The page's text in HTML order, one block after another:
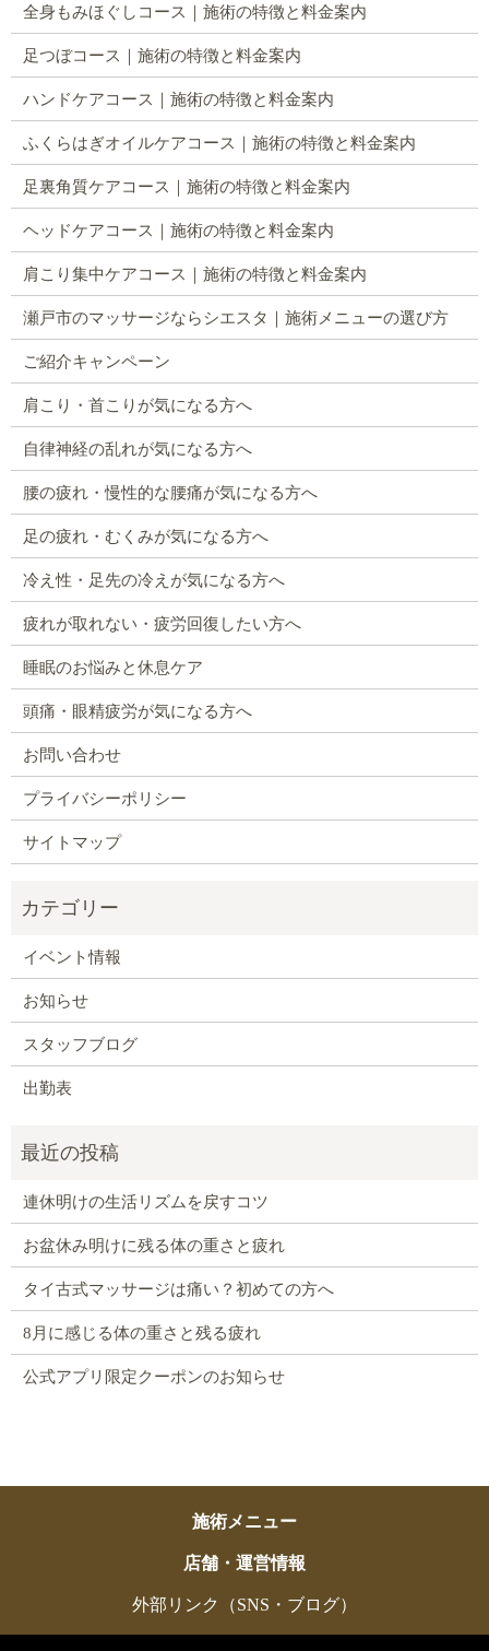
全身もみほぐしコース｜施術の特徴と料金案内
足つぼコース｜施術の特徴と料金案内
ハンドケアコース｜施術の特徴と料金案内
ふくらはぎオイルケアコース｜施術の特徴と料金案内
足裏角質ケアコース｜施術の特徴と料金案内
ヘッドケアコース｜施術の特徴と料金案内
肩こり集中ケアコース｜施術の特徴と料金案内
瀬戸市のマッサージならシエスタ｜施術メニューの選び方
ご紹介キャンペーン
肩こり・首こりが気になる方へ
自律神経の乱れが気になる方へ
腰の疲れ・慢性的な腰痛が気になる方へ
足の疲れ・むくみが気になる方へ
冷え性・足先の冷えが気になる方へ
疲れが取れない・疲労回復したい方へ
睡眠のお悩みと休息ケア
頭痛・眼精疲労が気になる方へ
お問い合わせ
プライバシーポリシー
サイトマップ
イベント情報
お知らせ
スタッフブログ
出勤表
連休明けの生活リズムを戻すコツ
お盆休み明けに残る体の重さと疲れ
タイ古式マッサージは痛い？初めての方へ
8月に感じる体の重さと残る疲れ
公式アプリ限定クーポンのお知らせ
施術メニュー
店舗・運営情報
外部リンク（SNS・ブログ）